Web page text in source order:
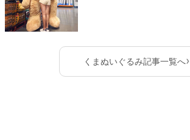
くまぬいぐるみ記事一覧へ›